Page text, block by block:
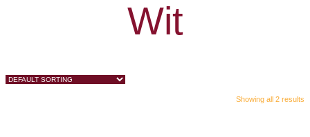
Wit
Showing all 2 results